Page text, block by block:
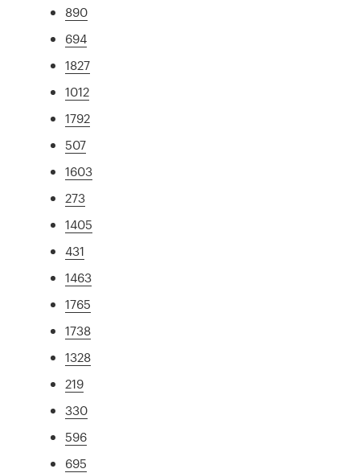
890
694
1827
1012
1792
507
1603
273
1405
431
1463
1765
1738
1328
219
330
596
695